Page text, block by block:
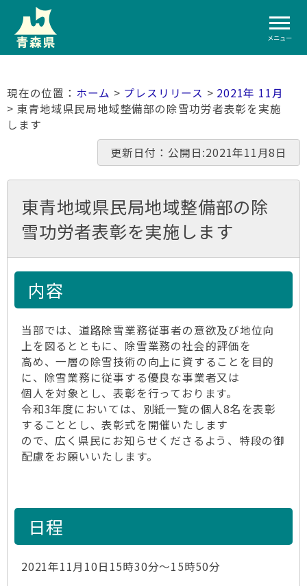
メニュー
ホーム > プレスリリース > 2021年 11月
> 東青地域県民局地域整備部の除雪功労者表彰を実施
します
更新日付：公開日:2021年11月8日
東青地域県民局地域整備部の除
雪功労者表彰を実施します
内容
当部では、道路除雪業務従事者の意欲及び地位向
上を図るとともに、除雪業務の社会的評価を
高め、一層の除雪技術の向上に資することを目的
に、除雪業務に従事する優良な事業者又は
個人を対象とし、表彰を行っております。
令和3年度においては、別紙一覧の個人8名を表彰
することとし、表彰式を開催いたします
ので、広く県民にお知らせくださるよう、特段の御
配慮をお願いいたします。
日程
2021年11月10日15時30分～15時50分